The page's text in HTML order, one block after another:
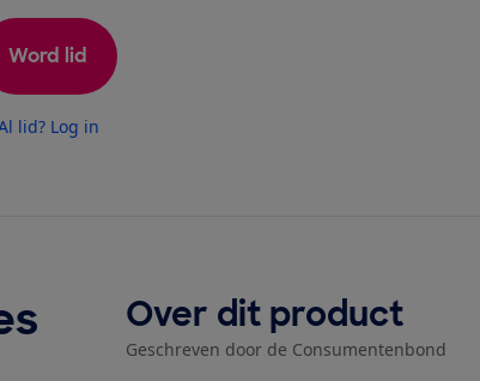
Word lid
lid? Log in
Over dit product
Geschreven door de Consumentenbond